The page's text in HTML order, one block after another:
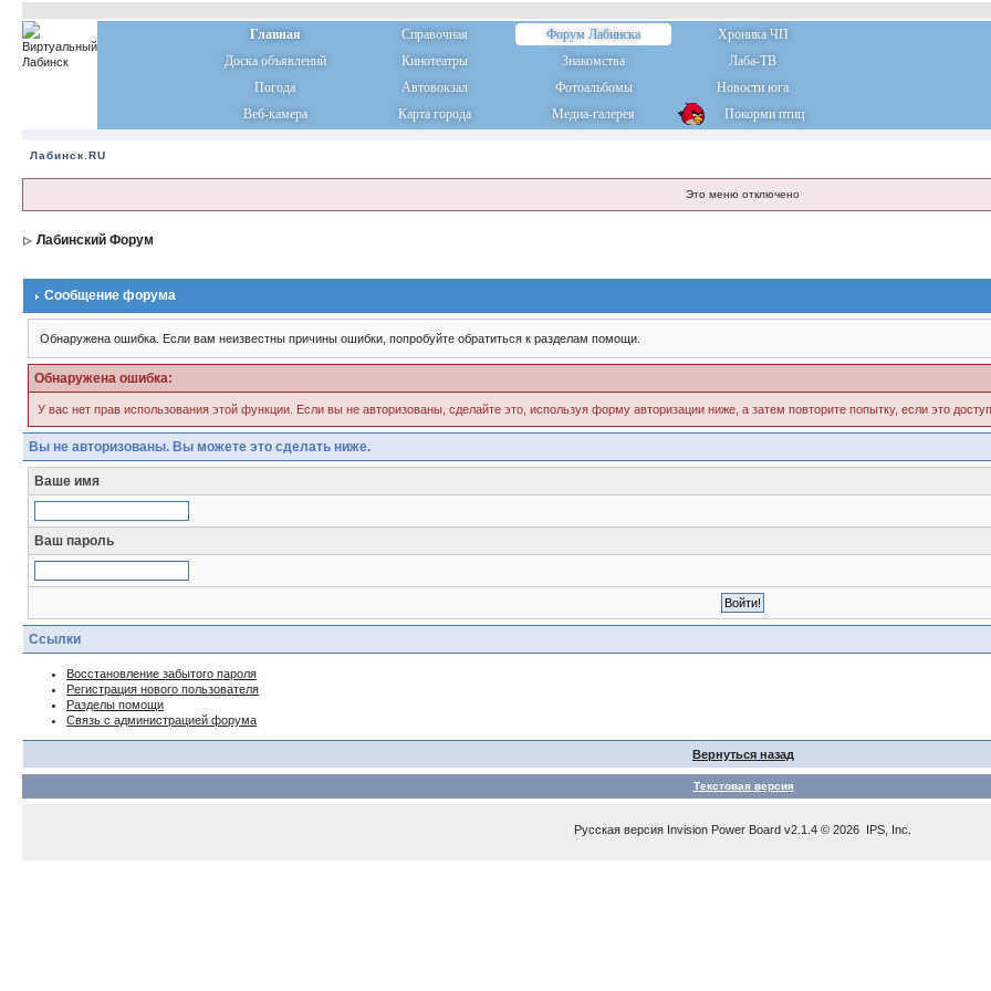
Главная Справочная Форум Лабинска
Хроника ЧП
Доска объявлений
Кинотеатры Знакомства
Лаба-ТВ
Погода
Автовокзал Фотоальбомы
Новости юга
Веб-камера
Карта города Медиа-галерея Покорми птиц
Лабинск.RU
Это меню отключено
Лабинский Форум
Сообщение форума
Обнаружена ошибка. Если вам неизвестны причины ошибки, попробуйте обратиться к разделам помощи.
Обнаружена ошибка:
У вас нет прав использования этой функции. Если вы не авторизованы, сделайте это, используя форму авторизации ниже, а затем повторите попытку, если это
Вы не авторизованы. Вы можете это сделать ниже.
Ваше имя
Ваш пароль
Ссылки
Восстановление забытого пароля
Регистрация нового пользователя
Разделы помощи
Связь с администрацией форума
Вернуться назад
Текстовая версия
Русская версия Invision Power Board v2.1.4 © 2026 IPS, Inc.